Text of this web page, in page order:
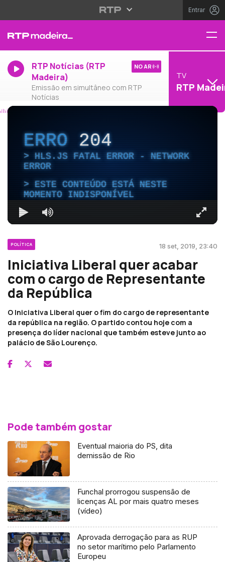
Entrar
RTP Notícias (RTP
Madeira)
Emissão em simultâneo com RTP
Notícias
NO AR
TV
RTP
ERRO204
HLS.JS FATAL ERROR - NETWORK
ERROR
ESTE CONTEÚDO ESTÁ NESTE
MOMENTO INDISPONÍVEL
POLÍTICA 18 set, 2019, 23:40
Iniciativa Liberal quer acabar
com o cargo de Representante
da República
O Iniciativa Liberal quer o fim do cargo de representante
da república na região. O partido contou hoje com a
presença do líder nacional que também esteve junto ao
palácio de São Lourenço.
Pode também gostar
Eventual maioria do PS, dita
demissão de Rio
Funchal prorrogou suspensão de
licenças AL por mais quatro meses
(vídeo)
Aprovada derrogação para as RUP
no setor marítimo pelo Parlamento
Europeu